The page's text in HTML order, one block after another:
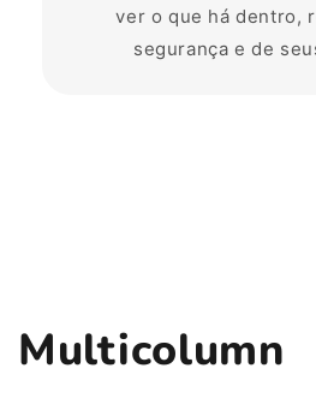
ver o que há dentro,
segurança e de
Multicolumn